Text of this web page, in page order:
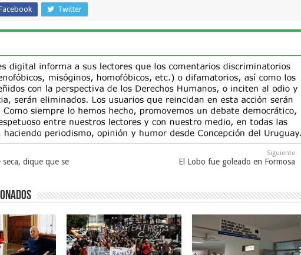
Twitter
seca, dique que se
Siguiente
El Lobo fue goleado en Formosa